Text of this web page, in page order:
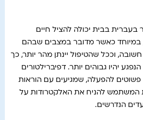
בעברית בבית יכולה להציל חיים
במיוחד כאשר מדובר במצבים שבהם
וככל שהטיפול יינתן מהר יותר, כך
יהיו גבוהים יותר. דפיברילטורים
פשוטים להפעלה, שמגיעים עם הוראות
המשתמש להניח את האלקטרודות על
הנדרשים.